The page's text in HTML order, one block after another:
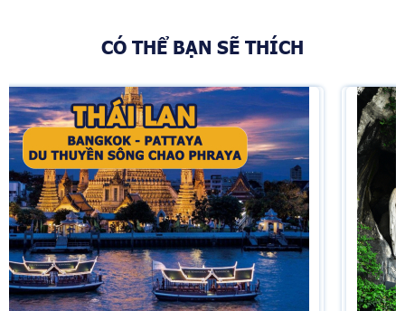
CÓ THỂ BẠN SẼ THÍCH